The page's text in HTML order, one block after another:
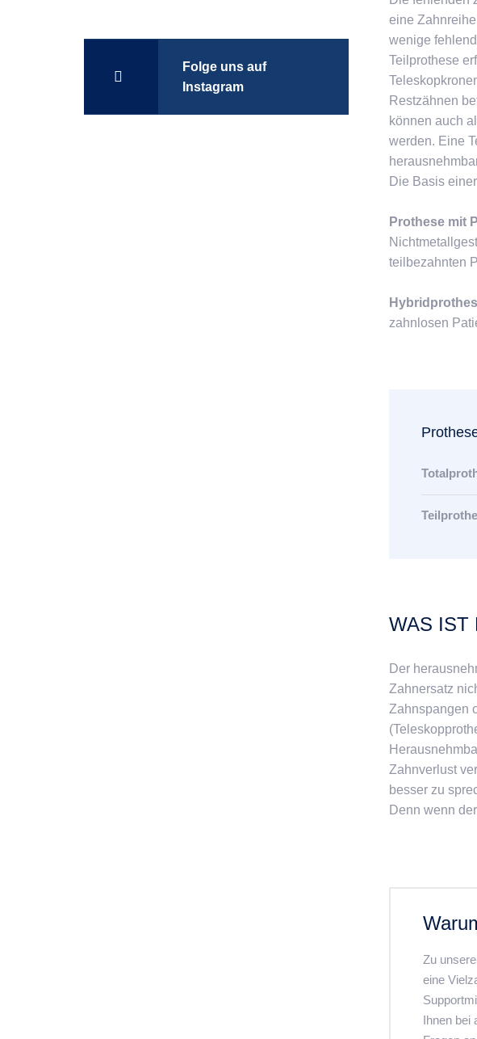
eine
wenige
Teilprothese
Restzähnen
können auch
werden. Eine
Die Basis
Prothese mit
teilbezahnten
zahnlosen
WAS IST
Der
Zahnersatz
Zahnspangen
Zahnverlust
besser zu
Denn wenn
Zu
eine
Ihnen bei
Folge uns auf
Instagram